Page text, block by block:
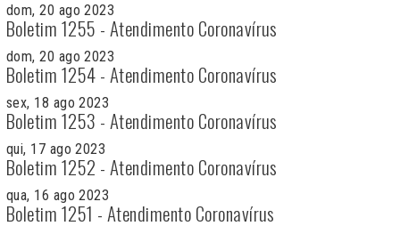
dom, 20 ago 2023
Boletim 1255 - Atendimento Coronavírus
dom, 20 ago 2023
Boletim 1254 - Atendimento Coronavírus
sex, 18 ago 2023
Boletim 1253 - Atendimento Coronavírus
qui, 17 ago 2023
Boletim 1252 - Atendimento Coronavírus
qua, 16 ago 2023
Boletim 1251 - Atendimento Coronavírus